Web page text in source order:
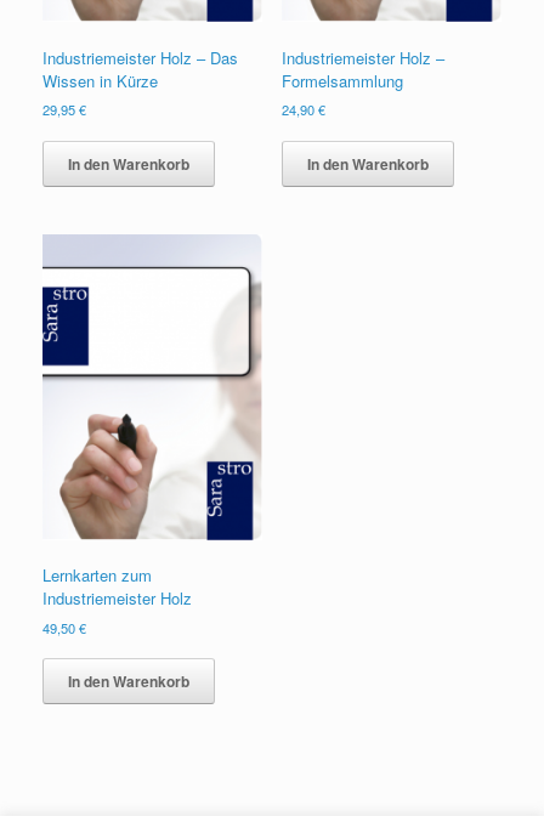
Industriemeister Holz – Das
Wissen in Kürze
29,95€
In den Warenkorb
Industriemeister Holz –
Formelsammlung
24,90€
In den Warenkorb
Lernkarten zum
Industriemeister Holz
49,50€
In den Warenkorb